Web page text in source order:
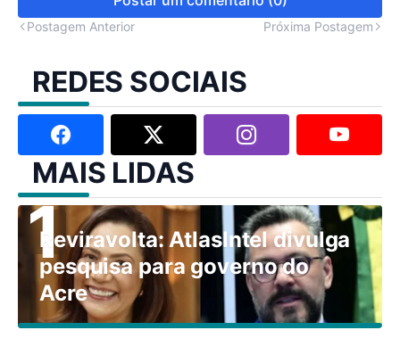
Postagem Anterior Próxima Postagem
REDES SOCIAIS
MAIS LIDAS
Reviravolta: AtlasIntel divulga
pesquisa para governo do
Acre